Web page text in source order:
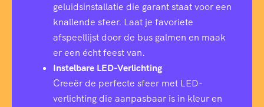
geluidsinstallatie die garant staat voor een
knallende sfeer. Laat je favoriete
afspeellijst door de bus galmen en maak
er een écht feest van.
Instelbare LED-Verlichting
Creeër de perfecte sfeer met LED-
verlichting die aanpasbaar is in kleur en